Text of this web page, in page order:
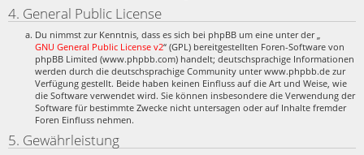
4. General Public License
Du nimmst zur Kenntnis, dass es sich bei phpBB um eine unter der „
GNU General Public License v2“ (GPL) bereitgestellten Foren-Software von
phpBB Limited (www.phpbb.com) handelt; deutschsprachige Informationen
werden durch die deutschsprachige Community unter www.phpbb.de zur
Verfügung gestellt. Beide haben keinen Einfluss auf die Art und Weise, wie
die Software verwendet wird. Sie können insbesondere die Verwendung der
Software für bestimmte Zwecke nicht untersagen oder auf Inhalte fremder
Foren Einfluss nehmen.
5. Gewährleistung